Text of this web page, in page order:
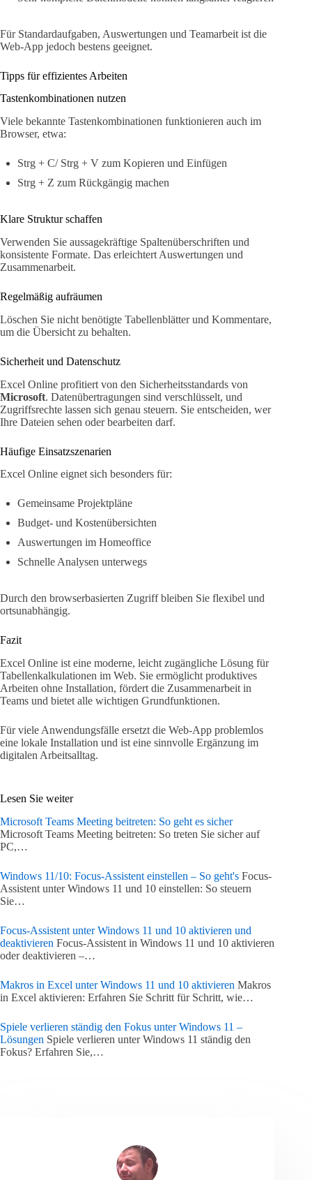
Für Standardaufgaben, Auswertungen und Teamarbeit ist die
Web-App jedoch bestens geeignet.
Tipps für effizientes Arbeiten
Tastenkombinationen nutzen
Viele bekannte Tastenkombinationen funktionieren auch im
Browser, etwa:
Strg + C/ Strg + V zum Kopieren und Einfügen
Strg + Z zum Rückgängig machen
Klare Struktur schaffen
Verwenden Sie aussagekräftige Spaltenüberschriften und
konsistente Formate. Das erleichtert Auswertungen und
Zusammenarbeit.
Regelmäßig aufräumen
Löschen Sie nicht benötigte Tabellenblätter und Kommentare,
um die Übersicht zu behalten.
Sicherheit und Datenschutz
Excel Online profitiert von den Sicherheitsstandards von
Microsoft. Datenübertragungen sind verschlüsselt, und
Zugriffsrechte lassen sich genau steuern. Sie entscheiden, wer
Ihre Dateien sehen oder bearbeiten darf.
Häufige Einsatzszenarien
Excel Online eignet sich besonders für:
Gemeinsame Projektpläne
Budget- und Kostenübersichten
Auswertungen im Homeoffice
Schnelle Analysen unterwegs
Durch den browserbasierten Zugriff bleiben Sie flexibel und
ortsunabhängig.
Fazit
Excel Online ist eine moderne, leicht zugängliche Lösung für
Tabellenkalkulationen im Web. Sie ermöglicht produktives
Arbeiten ohne Installation, fördert die Zusammenarbeit in
Teams und bietet alle wichtigen Grundfunktionen.
Für viele Anwendungsfälle ersetzt die Web-App problemlos
eine lokale Installation und ist eine sinnvolle Ergänzung im
digitalen Arbeitsalltag.
Lesen Sie weiter
Microsoft Teams Meeting beitreten: So geht es sicher
Microsoft Teams Meeting beitreten: So treten Sie sicher auf
PC,…
Windows 11/10: Focus-Assistent einstellen – So geht's Focus-
Assistent unter Windows 11 und 10 einstellen: So steuern
Sie…
Focus-Assistent unter Windows 11 und 10 aktivieren und
deaktivieren Focus-Assistent in Windows 11 und 10 aktivieren
oder deaktivieren –…
Makros in Excel unter Windows 11 und 10 aktivieren Makros
in Excel aktivieren: Erfahren Sie Schritt für Schritt, wie…
Spiele verlieren ständig den Fokus unter Windows 11 –
Lösungen Spiele verlieren unter Windows 11 ständig den
Fokus? Erfahren Sie,…